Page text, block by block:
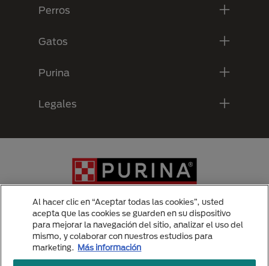
Perros
Gatos
Purina
Legales
Menu Footer Secundario Purina
Al hacer clic en “Aceptar todas las cookies”, usted
acepta que las cookies se guarden en su dispositivo
para mejorar la navegación del sitio, analizar el uso del
mismo, y colaborar con nuestros estudios para
marketing. Más información